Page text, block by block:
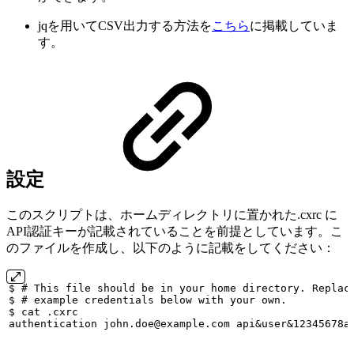
jqを用いてCSV出力する方法をこちらに掲載していま
す。
設定
このスクリプトは、ホームディレクトリに置かれた.cxrc に
API認証キーが記載されていることを前提としています。こ
のファイルを作成し、以下のように記載をしてください：
$ # This file should be in your home directory.
$ # example credentials below with your own.
$
cat
.cxrc
authentication
john.doe@example.com